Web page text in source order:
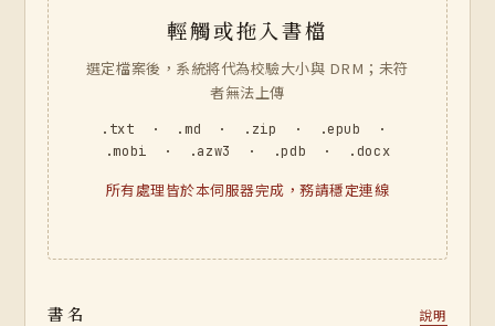
輕觸或拖入書檔
選定檔案後，系統將代為校驗大小與 DRM；未符
者無法上傳
.txt · .md · .zip · .epub ·
.mobi · .azw3 · .pdb · .docx
所有處理皆於本伺服器完成，務請穩定連線
書名 說明